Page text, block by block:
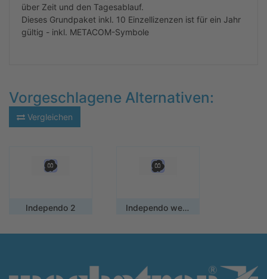
über Zeit und den Tagesablauf.
Dieses Grundpaket inkl. 10 Einzellizenzen ist für ein Jahr
gültig - inkl. METACOM-Symbole
Vorgeschlagene Alternativen:
Vergleichen
Independo 2 Independo weitere Jahreslizenz für Institutionen und Schulen